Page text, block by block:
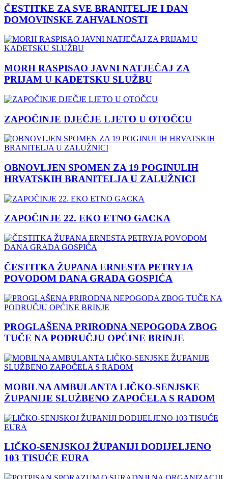
ČESTITKE ZA SVE BRANITELJE I DAN
DOMOVINSKE ZAHVALNOSTI
MORH RASPISAO JAVNI NATJEČAJ ZA
PRIJAM U KADETSKU SLUŽBU
ZAPOČINJE DJEČJE LJETO U OTOČCU
OBNOVLJEN SPOMEN ZA 19 POGINULIH
HRVATSKIH BRANITELJA U ZALUŽNICI
ZAPOČINJE 22. EKO ETNO GACKA
ČESTITKA ŽUPANA ERNESTA PETRYJA
POVODOM DANA GRADA GOSPIĆA
PROGLAŠENA PRIRODNA NEPOGODA ZBOG
TUČE NA PODRUČJU OPĆINE BRINJE
MOBILNA AMBULANTA LIČKO-SENJSKE
ŽUPANIJE SLUŽBENO ZAPOČELA S RADOM
LIČKO-SENJSKOJ ŽUPANIJI DODIJELJENO
103 TISUĆE EURA